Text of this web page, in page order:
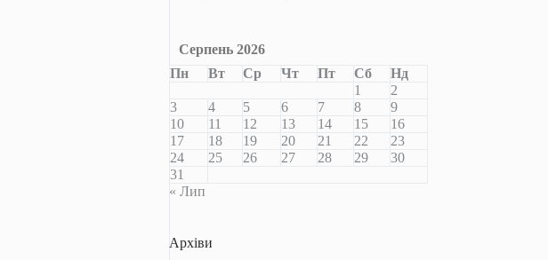
Серпень 2026
Пн
Вт Ср Чт Пт Сб
Нд
1
2
3
4 5 6 7 8
9
10
11 12 13 14 15
16
17
18 19 20 21 22
23
24
25 26 27 28 29
30
31
« Лип
Архіви